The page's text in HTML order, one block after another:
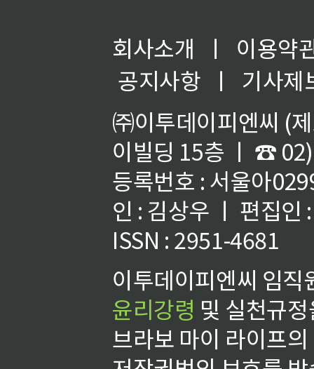
회사소개 ㅣ
이용약
공지사항
ㅣ
기사제
㈜이투데이피엔씨 (
이빌딩 15층 ㅣ ☎
등록번호 : 서울아
인 : 김상우 ㅣ 편집인
ISSN : 2951-4681
이투데이피엔씨 임
윤리강령 및 실천규
브라보 마이 라이프